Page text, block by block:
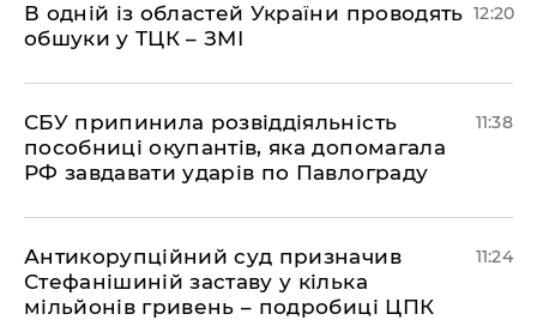
В одній із областей України проводять
обшуки у ТЦК – ЗМІ
12:20
СБУ припинила розвіддіяльність
пособниці окупантів, яка допомагала
РФ завдавати ударів по Павлограду
11:38
Антикорупційний суд призначив
Стефанішиній заставу у кілька
мільйонів гривень – подробиці ЦПК
11:24